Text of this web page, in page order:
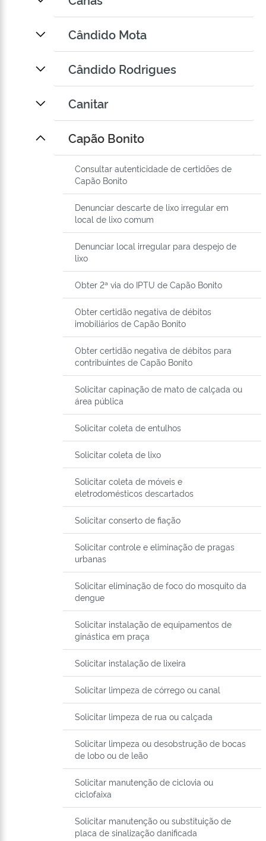
Cândido Mota
Cândido Rodrigues
Canitar
Capão Bonito
Consultar autenticidade de certidões de
Capão Bonito
Denunciar descarte de lixo irregular em
local de lixo comum
Denunciar local irregular para despejo de
lixo
Obter 2ª via do IPTU de Capão Bonito
Obter certidão negativa de débitos
imobiliários de Capão Bonito
Obter certidão negativa de débitos para
contribuintes de Capão Bonito
Solicitar capinação de mato de calçada ou
área pública
Solicitar coleta de entulhos
Solicitar coleta de lixo
Solicitar coleta de móveis e
eletrodomésticos descartados
Solicitar conserto de fiação
Solicitar controle e eliminação de pragas
urbanas
Solicitar eliminação de foco do mosquito da
dengue
Solicitar instalação de equipamentos de
ginástica em praça
Solicitar instalação de lixeira
Solicitar limpeza de córrego ou canal
Solicitar limpeza de rua ou calçada
Solicitar limpeza ou desobstrução de bocas
de lobo ou de leão
Solicitar manutenção de ciclovia ou
ciclofaixa
Solicitar manutenção ou substituição de
placa de sinalização danificada